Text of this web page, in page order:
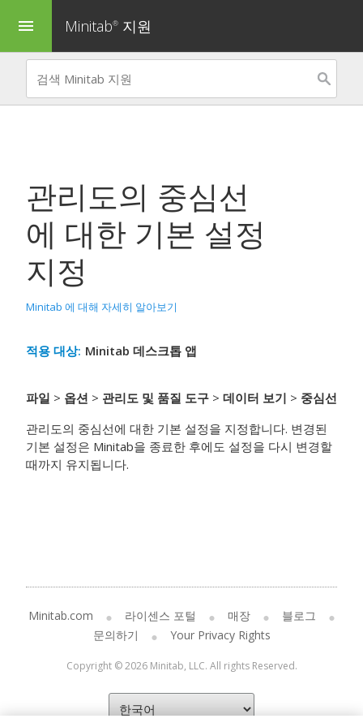
menu Minitab® 지원
관리도의 중심선
에 대한 기본 설정
지정
Minitab 에 대해 자세히 알아보기
적용 대상: Minitab 데스크톱 앱
파일 > 옵션 > 관리도 및 품질 도구 > 데이터 보기 > 중심선
관리도의 중심선에 대한 기본 설정을 지정합니다. 변경된
기본 설정은 Minitab을 종료한 후에도 설정을 다시 변경할
때까지 유지됩니다.
Minitab.com 라이센스 포털 매장
블로그
문의하기
Your Privacy Rights
Copyright © 2026 Minitab, LLC. All rights Reserved.